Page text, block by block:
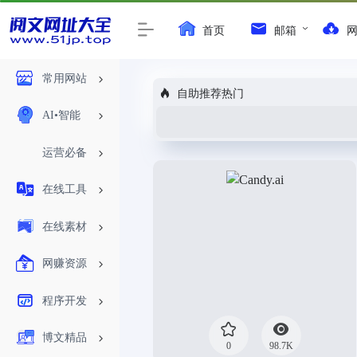
常用网站
AI•智能
运营必备
在线工具
在线素材
网赚资源
程序开发
博文精品
首页 邮箱
自助推荐热门
0 98.7K